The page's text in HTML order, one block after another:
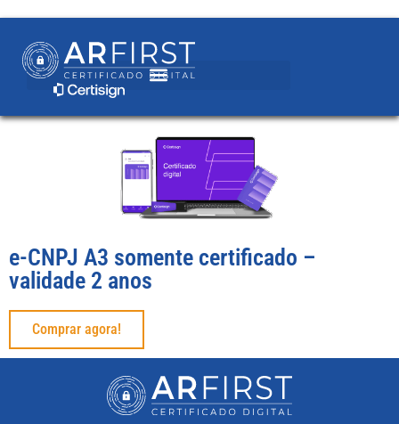
e-CNPJ A3 somente certificado –
validade 2 anos
Comprar agora!